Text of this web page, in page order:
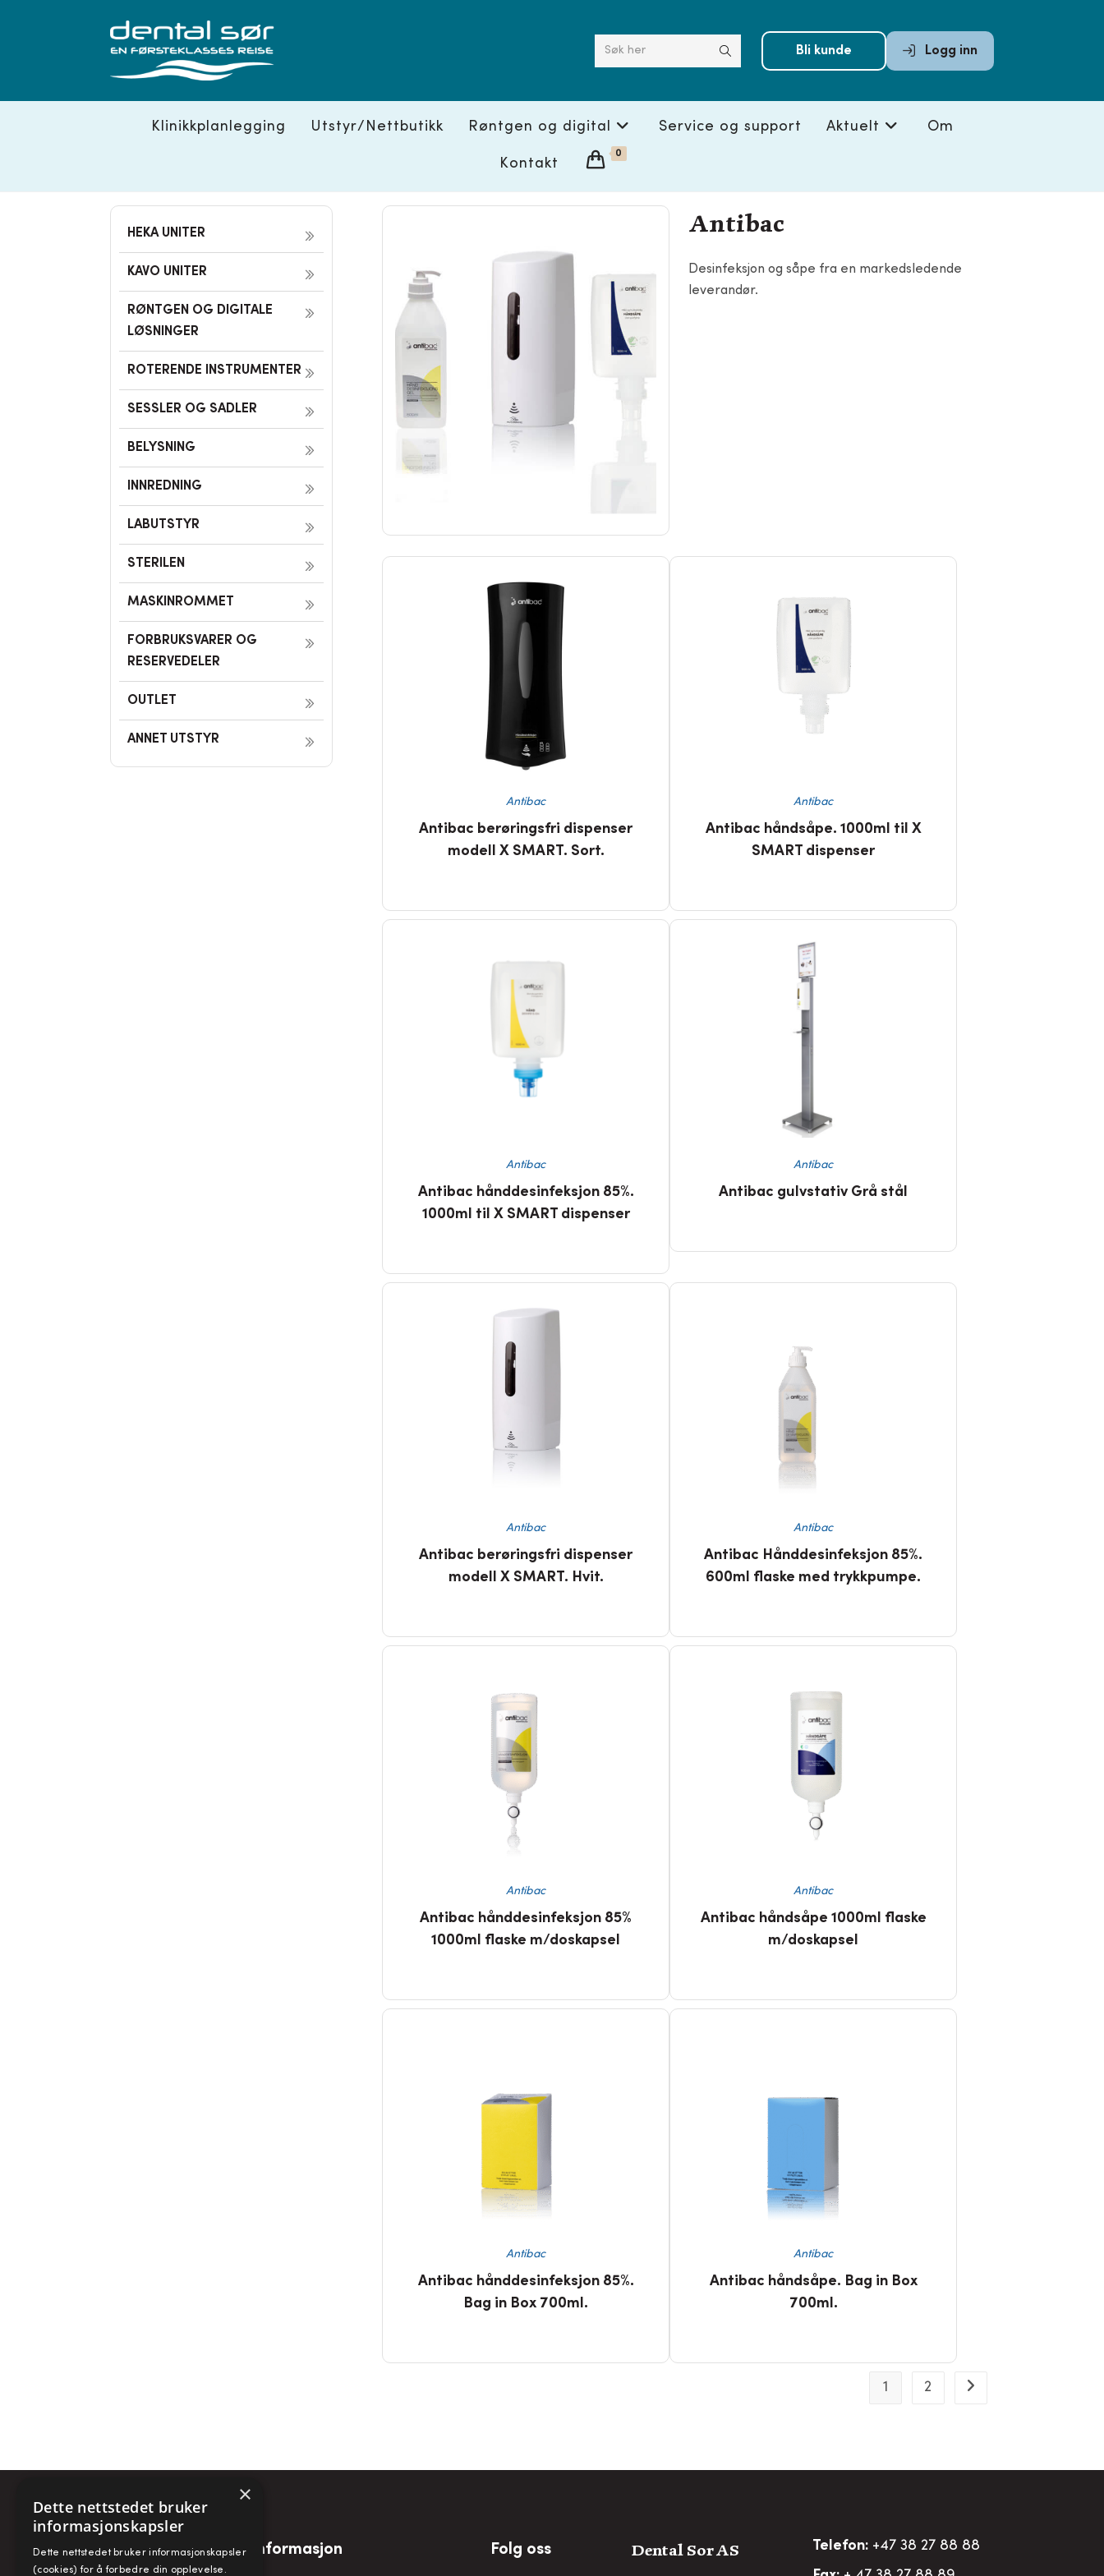
Søk her Bli kunde Logg inn
Klinikkplanlegging Utstyr/Nettbutikk Røntgen og digital Service og support Aktuelt Om
Kontakt
0
HEKA UNITER
KAVO UNITER
RØNTGEN OG DIGITALE
LØSNINGER
ROTERENDE INSTRUMENTER
SESSLER OG SADLER
BELYSNING
INNREDNING
LABUTSTYR
STERILEN
MASKINROMMET
FORBRUKSVARER OG
RESERVEDELER
OUTLET
ANNET UTSTYR
Antibac
Desinfeksjon og såpe fra en markedsledende
leverandør.
Antibac
Antibac berøringsfri dispenser
modell X SMART. Sort.
Antibac
Antibac håndsåpe. 1000ml til X
SMART dispenser
Antibac
Antibac hånddesinfeksjon 85%.
1000ml til X SMART dispenser
Antibac
Antibac gulvstativ Grå stål
Antibac
Antibac berøringsfri dispenser
modell X SMART. Hvit.
Antibac
Antibac Hånddesinfeksjon 85%.
600ml flaske med trykkpumpe.
Antibac
Antibac hånddesinfeksjon 85%
1000ml flaske m/doskapsel
Antibac
Antibac håndsåpe 1000ml flaske
m/doskapsel
Antibac
Antibac hånddesinfeksjon 85%.
Bag in Box 700ml.
Antibac
Antibac håndsåpe. Bag in Box
700ml.
1 2
Snarveier Informasjon Folg oss Dental Sor AS Telefon: +47 38 27 88 88
×
Dette nettstedet bruker
informasjonskapsler
Dette nettstedet bruker informasjonskapsler
(cookies) for å forbedre din opplevelse.